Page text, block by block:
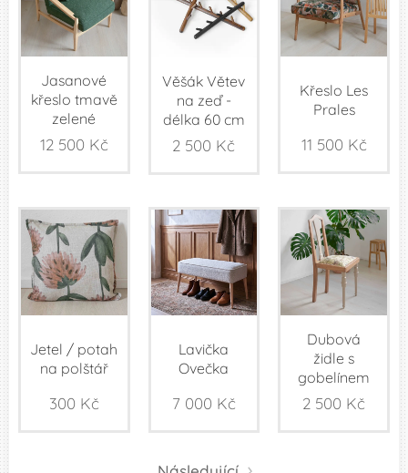
Jasanové
křeslo tmavě
zelené
12 500 Kč
Věšák Větev
na zeď -
délka 60 cm
2 500 Kč
Křeslo Les
Prales
11 500 Kč
Jetel / potah
na polštář
300 Kč
Lavička
Ovečka
7 000 Kč
Dubová
židle s
gobelínem
2 500 Kč